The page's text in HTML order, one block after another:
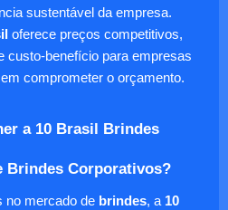
sustentável da empresa.
oferece preços competitivos,
custo-benefício para empresas
comprometer o orçamento.
a 10 Brasil Brindes
Brindes Corporativos?
no mercado de brindes, a 10